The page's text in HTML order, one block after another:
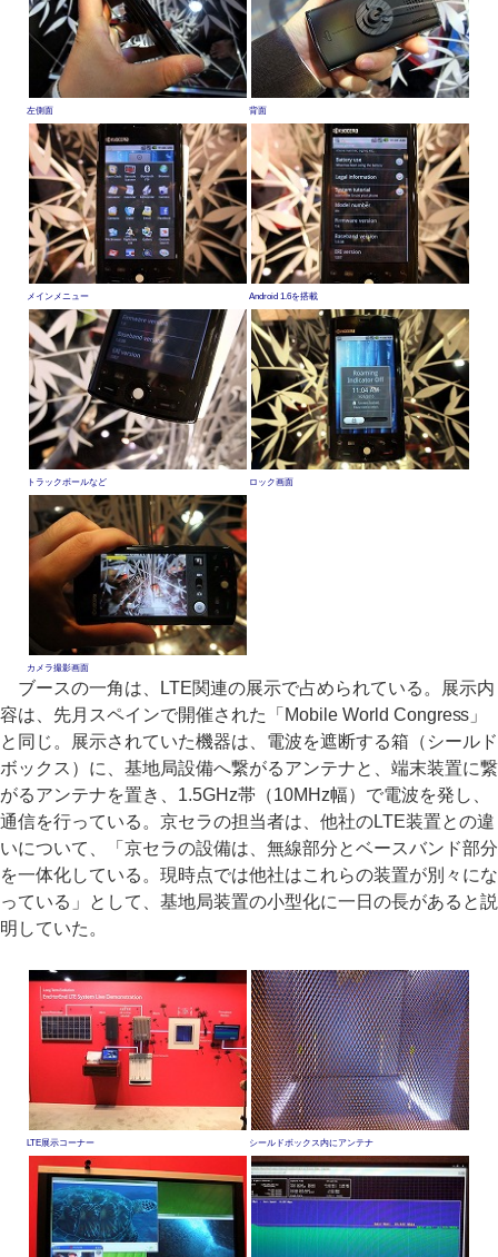
左側面 背面
メインメニュー Android 1.6を搭載
トラックボールなど ロック画面
カメラ撮影画面
ブースの一角は、LTE関連の展示で占められている。展示内
容は、先月スペインで開催された「Mobile World Congress」
と同じ。展示されていた機器は、電波を遮断する箱（シールド
ボックス）に、基地局設備へ繋がるアンテナと、端末装置に繋
がるアンテナを置き、1.5GHz帯（10MHz幅）で電波を発し、
通信を行っている。京セラの担当者は、他社のLTE装置との違
いについて、「京セラの設備は、無線部分とベースバンド部分
を一体化している。現時点では他社はこれらの装置が別々にな
っている」として、基地局装置の小型化に一日の長があると説
明していた。
LTE展示コーナー シールドボックス内にアンテナ